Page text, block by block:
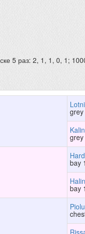
5 раз: 2, 1, 1, 0, 1;
bay
bay